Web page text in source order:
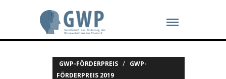
GWP-FÖRDERPREIS / GWP-
FÖRDERPREIS 2019